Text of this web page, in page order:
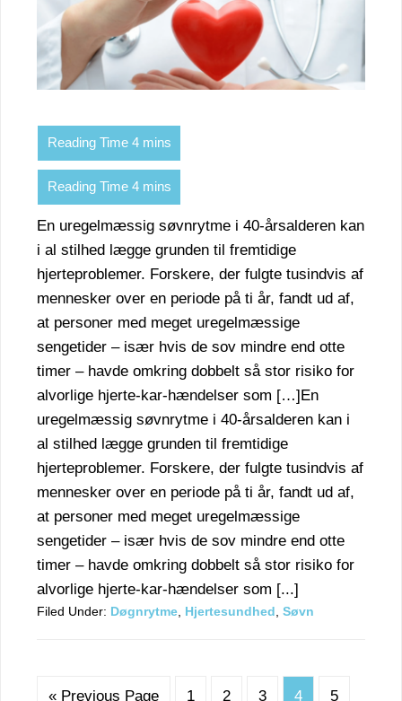
En uregelmæssig søvnrytme i 40-årsalderen kan
i al stilhed lægge grunden til fremtidige
hjerteproblemer. Forskere, der fulgte tusindvis af
mennesker over en periode på ti år, fandt ud af,
at personer med meget uregelmæssige
sengetider – især hvis de sov mindre end otte
timer – havde omkring dobbelt så stor risiko for
alvorlige hjerte-kar-hændelser som […]En
uregelmæssig søvnrytme i 40-årsalderen kan i
al stilhed lægge grunden til fremtidige
hjerteproblemer. Forskere, der fulgte tusindvis af
mennesker over en periode på ti år, fandt ud af,
at personer med meget uregelmæssige
sengetider – især hvis de sov mindre end otte
timer – havde omkring dobbelt så stor risiko for
alvorlige hjerte-kar-hændelser som [...]
Filed Under: Døgnrytme Hjertesundhed Søvn
« Previous Page 1 2 3 4 5